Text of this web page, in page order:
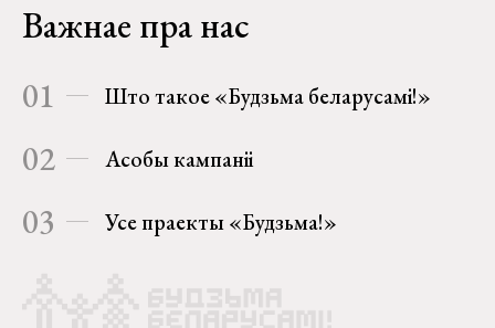
Важнае пра нас
01 Што такое «Будзьма беларусамі!»
02 Асобы кампаніі
03 Усе праекты «Будзьма!»